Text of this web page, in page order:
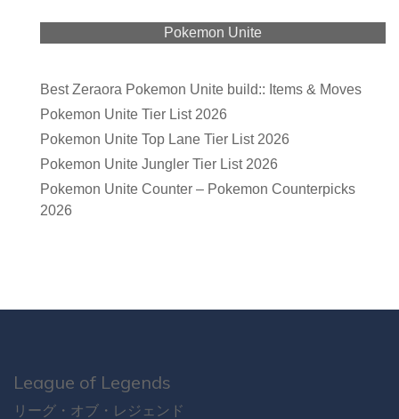
Pokemon Unite
Best Zeraora Pokemon Unite build:: Items & Moves
Pokemon Unite Tier List 2026
Pokemon Unite Top Lane Tier List 2026
Pokemon Unite Jungler Tier List 2026
Pokemon Unite Counter – Pokemon Counterpicks
2026
League of Legends
リーグ・オブ・レジェンド